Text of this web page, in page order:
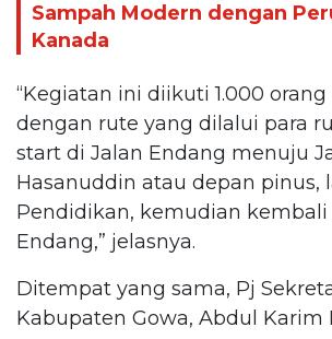
Sampah Modern dengan
Kanada
“Kegiatan ini diikuti 1.000 orang
dengan rute yang dilalui para
start di Jalan Endang menuju
Hasanuddin atau depan pinus,
Pendidikan, kemudian kembali
Endang,” jelasnya.
Ditempat yang sama, Pj
Kabupaten Gowa, Abdul Karim